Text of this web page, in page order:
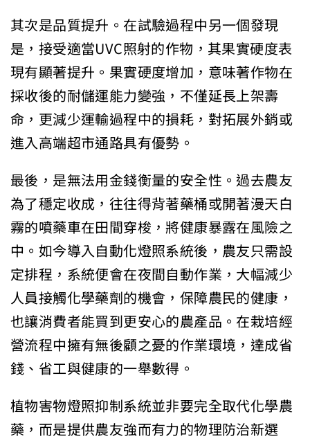
其次是品質提升。在試驗過程中另一個發現
是，接受適當UVC照射的作物，其果實硬度表
現有顯著提升。果實硬度增加，意味著作物在
採收後的耐儲運能力變強，不僅延長上架壽
命，更減少運輸過程中的損耗，對拓展外銷或
進入高端超市通路具有優勢。
最後，是無法用金錢衡量的安全性。過去農友
為了穩定收成，往往得背著藥桶或開著漫天白
霧的噴藥車在田間穿梭，將健康暴露在風險之
中。如今導入自動化燈照系統後，農友只需設
定排程，系統便會在夜間自動作業，大幅減少
人員接觸化學藥劑的機會，保障農民的健康，
也讓消費者能買到更安心的農產品。在栽培經
營流程中擁有無後顧之憂的作業環境，達成省
錢、省工與健康的一舉數得。
植物害物燈照抑制系統並非要完全取代化學農
藥，而是提供農友強而有力的物理防治新選